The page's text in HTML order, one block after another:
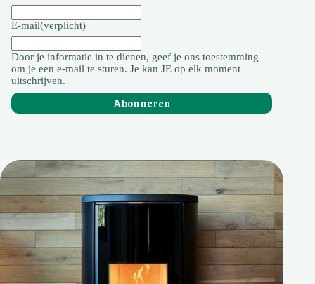
E-mail(verplicht)
Door je informatie in te dienen, geef je ons toestemming
om je een e-mail te sturen. Je kan JE op elk moment
uitschrijven.
Abonneren